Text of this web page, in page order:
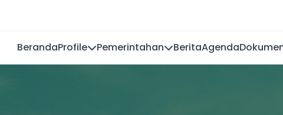
BerandaProfile Pemerintahan BeritaAgenda